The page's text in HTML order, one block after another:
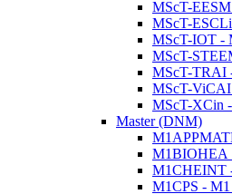
MScT-
MScT-
MScT-IOT -
MScT-
MScT-TRAI
MScT-ViCAI
MScT-XCin
Master (DNM)
M1BIOHEA
M1CHEINT
M1CPS - M1